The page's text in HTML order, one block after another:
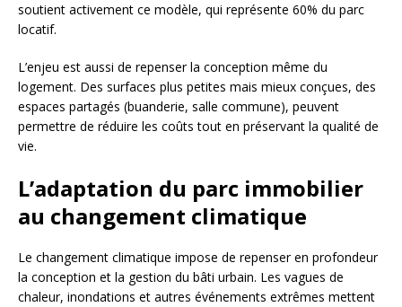
soutient activement ce modèle, qui représente 60% du parc
locatif.
L’enjeu est aussi de repenser la conception même du
logement. Des surfaces plus petites mais mieux conçues, des
espaces partagés (buanderie, salle commune), peuvent
permettre de réduire les coûts tout en préservant la qualité de
vie.
L’adaptation du parc immobilier
au changement climatique
Le changement climatique impose de repenser en profondeur
la conception et la gestion du bâti urbain. Les vagues de
chaleur, inondations et autres événements extrêmes mettent